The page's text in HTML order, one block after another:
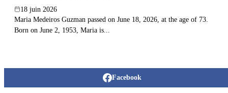
18 juin 2026
Maria Medeiros Guzman passed on June 18, 2026, at the age of 73.
Born on June 2, 1953, Maria is...
Facebook